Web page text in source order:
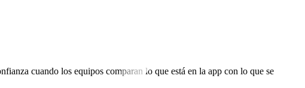
cuando los equipos comparan lo que está en la app con lo que se